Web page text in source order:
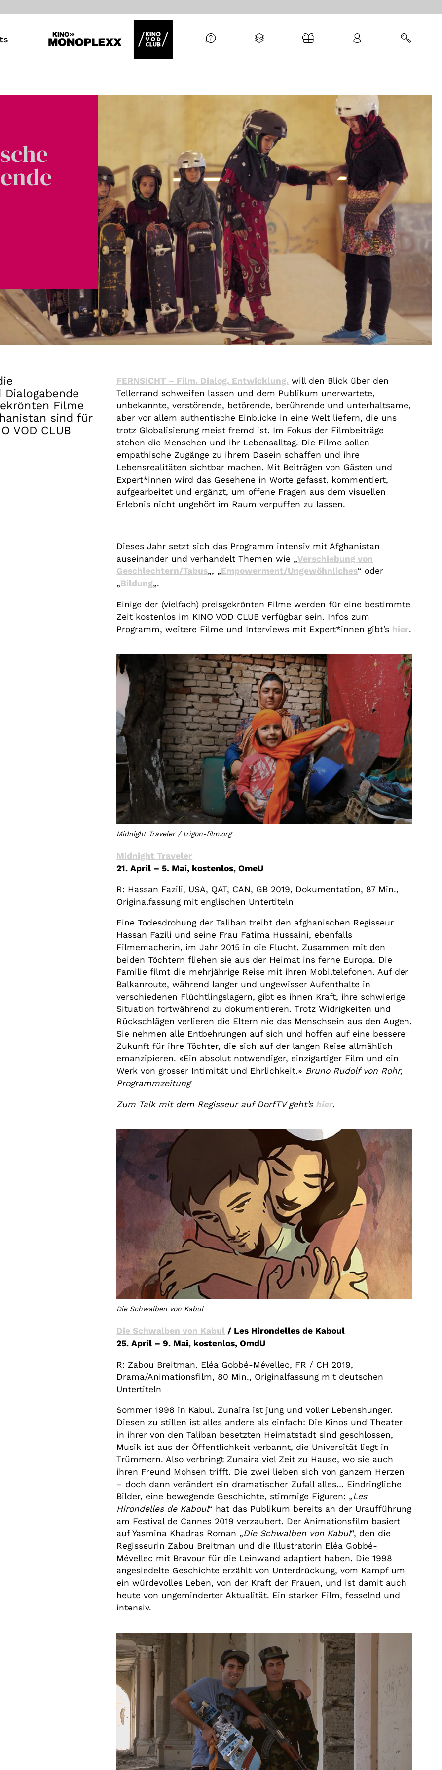
So geht’s
Filmpakete
Gutscheine
& Filmpässe
Account
Suche
Filme
sind für
VOD CLUB
FERNSICHT – Film. Dialog. Entwicklung. will den Blick über den
Tellerrand schweifen lassen und dem Publikum unerwartete,
unbekannte, verstörende, betörende, berührende und unterhaltsame,
aber vor allem authentische Einblicke in eine Welt liefern, die uns
trotz Globalisierung meist fremd ist. Im Fokus der Filmbeiträge
stehen die Menschen und ihr Lebensalltag. Die Filme sollen
empathische Zugänge zu ihrem Dasein schaffen und ihre
Lebensrealitäten sichtbar machen. Mit Beiträgen von Gästen und
Expert*innen wird das Gesehene in Worte gefasst, kommentiert,
aufgearbeitet und ergänzt, um offene Fragen aus dem visuellen
Erlebnis nicht ungehört im Raum verpuffen zu lassen.
Dieses Jahr setzt sich das Programm intensiv mit Afghanistan
auseinander und verhandelt Themen wie „Verschiebung von
Geschlechtern/Tabus„, „Empowerment/Ungewöhnliches“ oder
„Bildung„.
Einige der (vielfach) preisgekrönten Filme werden für eine bestimmte
Zeit kostenlos im KINO VOD CLUB verfügbar sein. Infos zum
Programm, weitere Filme und Interviews mit Expert*innen gibt’s hier.
Midnight Traveler / trigon-film.org
Midnight Traveler
21. April – 5. Mai, kostenlos, OmeU
R: Hassan Fazili, USA, QAT, CAN, GB 2019, Dokumentation, 87 Min.,
Originalfassung mit englischen Untertiteln
Eine Todesdrohung der Taliban treibt den afghanischen Regisseur
Hassan Fazili und seine Frau Fatima Hussaini, ebenfalls
Filmemacherin, im Jahr 2015 in die Flucht. Zusammen mit den
beiden Töchtern fliehen sie aus der Heimat ins ferne Europa. Die
Familie filmt die mehrjährige Reise mit ihren Mobiltelefonen. Auf der
Balkanroute, während langer und ungewisser Aufenthalte in
verschiedenen Flüchtlingslagern, gibt es ihnen Kraft, ihre schwierige
Situation fortwährend zu dokumentieren. Trotz Widrigkeiten und
Rückschlägen verlieren die Eltern nie das Menschsein aus den Augen.
Sie nehmen alle Entbehrungen auf sich und hoffen auf eine bessere
Zukunft für ihre Töchter, die sich auf der langen Reise allmählich
emanzipieren. «Ein absolut notwendiger, einzigartiger Film und ein
Werk von grosser Intimität und Ehrlichkeit.» Bruno Rudolf von Rohr,
Programmzeitung
Zum Talk mit dem Regisseur auf DorfTV geht’s hier.
Die Schwalben von Kabul
Die Schwalben von Kabul / Les Hirondelles de Kaboul
25. April – 9. Mai, kostenlos, OmdU
R: Zabou Breitman, Eléa Gobbé-Mévellec, FR / CH 2019,
Drama/Animationsfilm, 80 Min., Originalfassung mit deutschen
Untertiteln
Sommer 1998 in Kabul. Zunaira ist jung und voller Lebenshunger.
Diesen zu stillen ist alles andere als einfach: Die Kinos und Theater
in ihrer von den Taliban besetzten Heimatstadt sind geschlossen,
Musik ist aus der Öffentlichkeit verbannt, die Universität liegt in
Trümmern. Also verbringt Zunaira viel Zeit zu Hause, wo sie auch
ihren Freund Mohsen trifft. Die zwei lieben sich von ganzem Herzen
– doch dann verändert ein dramatischer Zufall alles… Eindringliche
Bilder, eine bewegende Geschichte, stimmige Figuren: „Les
Hirondelles de Kaboul“ hat das Publikum bereits an der Uraufführung
am Festival de Cannes 2019 verzaubert. Der Animationsfilm basiert
auf Yasmina Khadras Roman „Die Schwalben von Kabul“, den die
Regisseurin Zabou Breitman und die Illustratorin Eléa Gobbé-
Mévellec mit Bravour für die Leinwand adaptiert haben. Die 1998
angesiedelte Geschichte erzählt von Unterdrückung, vom Kampf um
ein würdevolles Leben, von der Kraft der Frauen, und ist damit auch
heute von ungeminderter Aktualität. Ein starker Film, fesselnd und
intensiv.